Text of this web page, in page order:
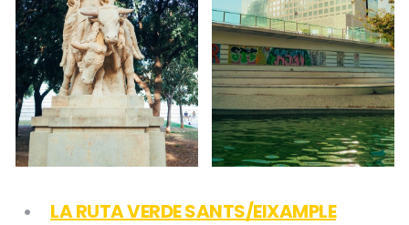
LA RUTA VERDE SANTS/EIXAMPLE